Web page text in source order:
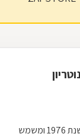
עו"ד ניקולא סאבא עוסק בעריכת דין משנת 1976 ומשמש